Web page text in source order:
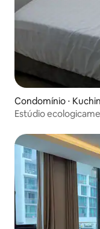
Condomínio ⋅
Estúdio